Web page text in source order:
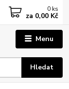
Menu
Hledat
0 ks
za 0,00 Kč